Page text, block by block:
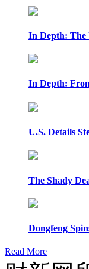
In Depth: The
In Depth:
U.S. Details
The Shady
Dongfeng
Read More